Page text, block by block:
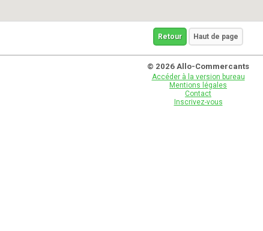
Retour Haut de page
© 2026 Allo-Commercants
Accéder à la version bureau
Mentions légales
Contact
Inscrivez-vous